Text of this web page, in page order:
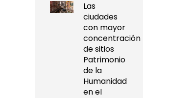
Las
ciudades
con mayor
concentración
de sitios
Patrimonio
de la
Humanidad
en el